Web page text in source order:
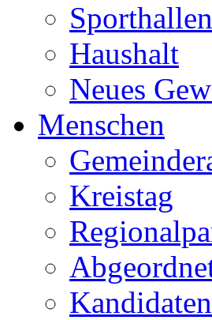
Sporthallen
Haushalt
Neues
Menschen
Kreistag